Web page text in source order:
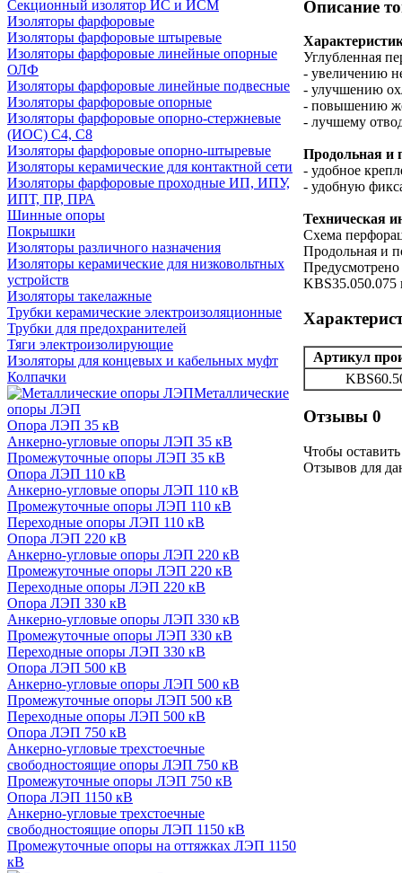
Секционный изолятор ИС и ИСМ
Изоляторы фарфоровые
Изоляторы фарфоровые штыревые
Изоляторы фарфоровые линейные опорные
ОЛФ
Изоляторы фарфоровые линейные подвесные
Изоляторы фарфоровые опорные
Изоляторы фарфоровые опорно-стержневые
(ИОС) С4, С8
Изоляторы фарфоровые опорно-штыревые
Изоляторы керамические для контактной сети
Изоляторы фарфоровые проходные ИП, ИПУ,
ИПТ, ПР, ПРА
Шинные опоры
Покрышки
Изоляторы различного назначения
Изоляторы керамические для низковольтных
устройств
Изоляторы такелажные
Трубки керамические электроизоляционные
Трубки для предохранителей
Тяги электроизолирующие
Изоляторы для концевых и кабельных муфт
Колпачки
Металлические
опоры ЛЭП
Опора ЛЭП 35 кВ
Анкерно-угловые опоры ЛЭП 35 кВ
Промежуточные опоры ЛЭП 35 кВ
Опора ЛЭП 110 кВ
Анкерно-угловые опоры ЛЭП 110 кВ
Промежуточные опоры ЛЭП 110 кВ
Переходные опоры ЛЭП 110 кВ
Опора ЛЭП 220 кВ
Анкерно-угловые опоры ЛЭП 220 кВ
Промежуточные опоры ЛЭП 220 кВ
Переходные опоры ЛЭП 220 кВ
Опора ЛЭП 330 кВ
Анкерно-угловые опоры ЛЭП 330 кВ
Промежуточные опоры ЛЭП 330 кВ
Переходные опоры ЛЭП 330 кВ
Опора ЛЭП 500 кВ
Анкерно-угловые опоры ЛЭП 500 кВ
Промежуточные опоры ЛЭП 500 кВ
Переходные опоры ЛЭП 500 кВ
Опора ЛЭП 750 кВ
Анкерно-угловые трехстоечные
свободностоящие опоры ЛЭП 750 кВ
Промежуточные опоры ЛЭП 750 кВ
Опора ЛЭП 1150 кВ
Анкерно-угловые трехстоечные
свободностоящие опоры ЛЭП 1150 кВ
Промежуточные опоры на оттяжках ЛЭП 1150
кВ
Описание
Углубленная
- увеличению
- улучшению
- повышению
- лучшему
Продольная и
- удобное
- удобную
Техническая
Схема
Продольная и
KBS35.050.075
Артикул
Отзывы 0
Чтобы оcтавить
Отзывов для